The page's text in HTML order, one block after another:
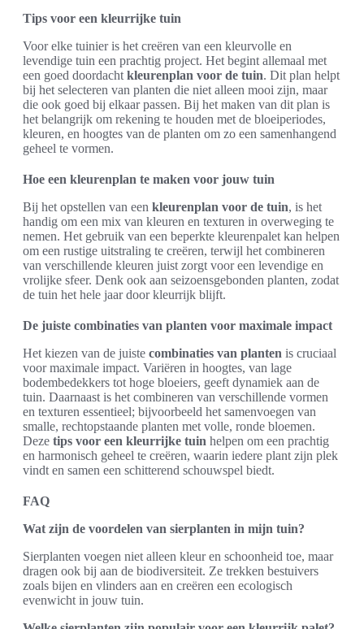
Tips voor een kleurrijke tuin
Voor elke tuinier is het creëren van een kleurvolle en
levendige tuin een prachtig project. Het begint allemaal met
een goed doordacht kleurenplan voor de tuin. Dit plan helpt
bij het selecteren van planten die niet alleen mooi zijn, maar
die ook goed bij elkaar passen. Bij het maken van dit plan is
het belangrijk om rekening te houden met de bloeiperiodes,
kleuren, en hoogtes van de planten om zo een samenhangend
geheel te vormen.
Hoe een kleurenplan te maken voor jouw tuin
Bij het opstellen van een kleurenplan voor de tuin, is het
handig om een mix van kleuren en texturen in overweging te
nemen. Het gebruik van een beperkte kleurenpalet kan helpen
om een rustige uitstraling te creëren, terwijl het combineren
van verschillende kleuren juist zorgt voor een levendige en
vrolijke sfeer. Denk ook aan seizoensgebonden planten, zodat
de tuin het hele jaar door kleurrijk blijft.
De juiste combinaties van planten voor maximale impact
Het kiezen van de juiste combinaties van planten is cruciaal
voor maximale impact. Variëren in hoogtes, van lage
bodembedekkers tot hoge bloeiers, geeft dynamiek aan de
tuin. Daarnaast is het combineren van verschillende vormen
en texturen essentieel; bijvoorbeeld het samenvoegen van
smalle, rechtopstaande planten met volle, ronde bloemen.
Deze tips voor een kleurrijke tuin helpen om een prachtig
en harmonisch geheel te creëren, waarin iedere plant zijn plek
vindt en samen een schitterend schouwspel biedt.
FAQ
Wat zijn de voordelen van sierplanten in mijn tuin?
Sierplanten voegen niet alleen kleur en schoonheid toe, maar
dragen ook bij aan de biodiversiteit. Ze trekken bestuivers
zoals bijen en vlinders aan en creëren een ecologisch
evenwicht in jouw tuin.